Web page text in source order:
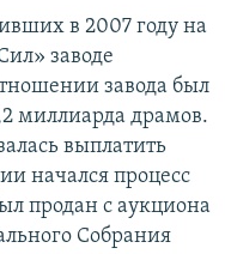
в 2007 году на
заводе
завода был
миллиарда драмов.
выплатить
начался процесс
продан с аукциона
Собрания